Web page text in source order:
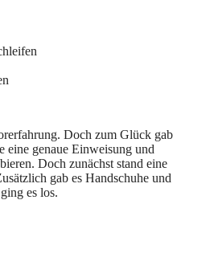
Doch zum Glück gab
eine genaue Einweisung und
Doch zunächst stand eine
gab es Handschuhe und
es los.